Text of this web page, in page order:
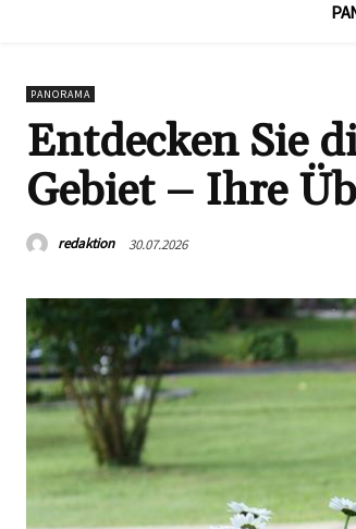
PANORAMA
Entdecken Sie
Gebiet – Ihre
redaktion 30.07.2026